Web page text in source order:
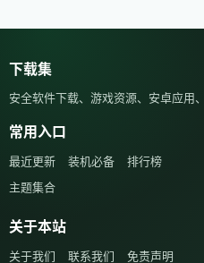
下载集
安全软件下载、游戏资源、安卓应用
常用入口
最近更新 装机必备
排行榜
主题集合
关于本站
关于我们 联系我们 免责声明